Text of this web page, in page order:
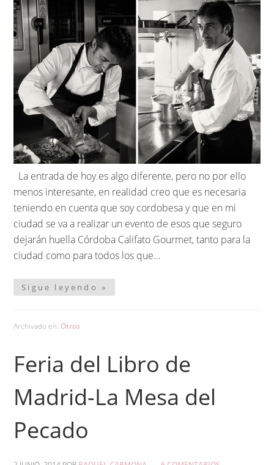
La entrada de hoy es algo diferente, pero no por ello
menos interesante, en realidad creo que es necesaria
teniendo en cuenta que soy cordobesa y que en mi
ciudad se va a realizar un evento de esos que seguro
dejarán huella Córdoba Califato Gourmet, tanto para la
ciudad como para todos los que…
Sigue leyendo »
Archivado en: Otros
Feria del Libro de
Madrid-La Mesa del
Pecado